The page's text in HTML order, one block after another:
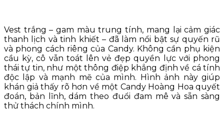
Vest trắng – gam màu trung tính, mang lại cảm giác
thanh lịch và tinh khiết – đã làm nổi bật sự quyến rũ
và phong cách riêng của Candy. Không cần phụ kiện
cầu kỳ, cô vẫn toát lên vẻ đẹp quyền lực với phong
thái tự tin, như một thông điệp khẳng định về cá tính
độc lập và mạnh mẽ của mình. Hình ảnh này giúp
khán giả thấy rõ hơn về một Candy Hoàng Hoa quyết
đoán, bản lĩnh, dám theo đuổi đam mê và sẵn sàng
thử thách chính mình.